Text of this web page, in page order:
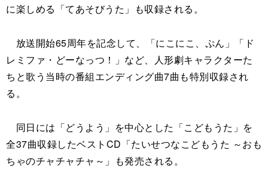
に楽しめる「てあそびうた」も収録される。
放送開始65周年を記念して、「にこにこ、ぷん」「ド
レミファ・どーなっつ！」など、人形劇キャラクターた
ちと歌う当時の番組エンディング曲7曲も特別収録され
る。
同日には「どうよう」を中心とした「こどもうた」を
全37曲収録したベストCD「たいせつなこどもうた ～おも
ちゃのチャチャチャ～」も発売される。